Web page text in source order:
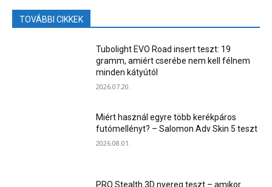
TOVÁBBI CIKKEK
Tubolight EVO Road insert teszt: 19
gramm, amiért cserébe nem kell félnem
minden kátyútól
2026.07.20.
Miért használ egyre több kerékpáros
futómellényt? – Salomon Adv Skin 5 teszt
2026.08.01.
PRO Stealth 3D nyereg teszt – amikor